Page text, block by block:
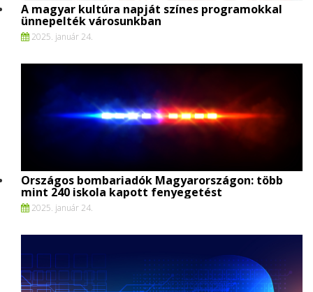
A magyar kultúra napját színes programokkal
ünnepelték városunkban
2025. január 24.
Országos bombariadók Magyarországon: több
mint 240 iskola kapott fenyegetést
2025. január 24.